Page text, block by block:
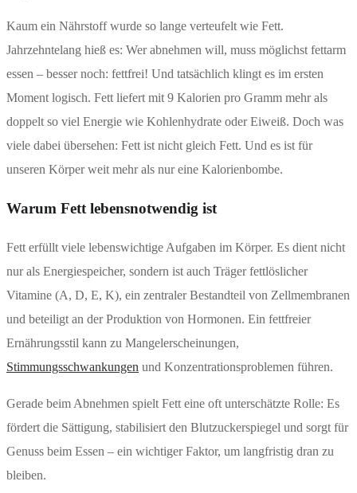
Kaum ein Nährstoff wurde so lange verteufelt wie Fett.
Jahrzehntelang hieß es: Wer abnehmen will, muss möglichst fettarm
essen – besser noch: fettfrei! Und tatsächlich klingt es im ersten
Moment logisch. Fett liefert mit 9 Kalorien pro Gramm mehr als
doppelt so viel Energie wie Kohlenhydrate oder Eiweiß. Doch was
viele dabei übersehen: Fett ist nicht gleich Fett. Und es ist für
unseren Körper weit mehr als nur eine Kalorienbombe.
Warum Fett lebensnotwendig ist
Fett erfüllt viele lebenswichtige Aufgaben im Körper. Es dient nicht
nur als Energiespeicher, sondern ist auch Träger fettlöslicher
Vitamine (A, D, E, K), ein zentraler Bestandteil von Zellmembranen
und beteiligt an der Produktion von Hormonen. Ein fettfreier
Ernährungsstil kann zu Mangelerscheinungen,
Stimmungsschwankungen und Konzentrationsproblemen führen.
Gerade beim Abnehmen spielt Fett eine oft unterschätzte Rolle: Es
fördert die Sättigung, stabilisiert den Blutzuckerspiegel und sorgt für
Genuss beim Essen – ein wichtiger Faktor, um langfristig dran zu
bleiben.